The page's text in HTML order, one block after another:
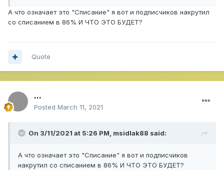
А что означает это "Списание" я вот и подписчиков накрутил
со списанием в 86% И ЧТО ЭТО БУДЕТ?
Quote
...
Posted March 11, 2021
On 3/11/2021 at 5:26 PM, msidlak88 said:
А что означает это "Списание" я вот и подписчиков
накрутил со списанием в 86% И ЧТО ЭТО БУДЕТ?